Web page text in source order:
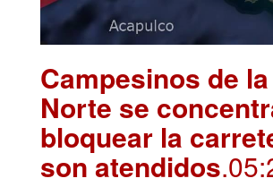
Campesinos de
Norte se
bloquear la
son atendidos